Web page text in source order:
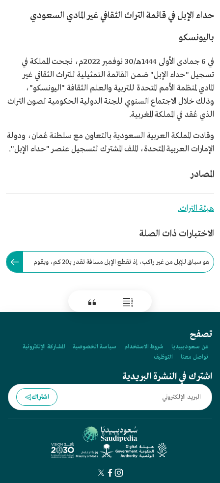
حداء الإبل في قائمة التراث الثقافي غير المادي السعودي
باليونسكو
في 6 جمادى الأولى 1444هـ/30 نوفمبر 2022م، نجحت المملكة في
تسجيل "حداء الإبل" ضمن القائمة التمثيلية للتراث الثقافي غير
المادي لمنظمة الأمم المتحدة للتربية والعلم الثقافة "اليونسكو"،
وذلك خلال الاجتماع السنوي للجنة الدولية الحكومية لصون التراث
الذي عُقد في المملكة المغربية.
وقادت المملكة العربية السعودية بالتعاون مع سلطنة عُمان، ودولة
الإمارات العربية المتحدة، الملف المشترك لتسجيل عنصر "حداء الإبل".
المصادر
هيئة التراث.
الاختبارات ذات الصلة
هو سباق للإبل من غير راكب، إذ تقطع الإبل مسافة تقدر بـ20 كم، ويقوم
تصفح
عن سعوديبيديا شروط الاستخدام سياسة الخصوصية
المشاركة الإلكترونية
تواصل معنا
التوظيف
اشترك في النشرة البريدية
اشتراك